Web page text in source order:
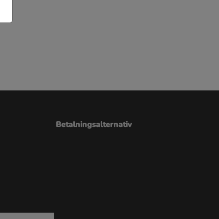
Betalningsalternativ